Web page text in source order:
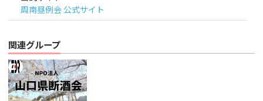
周南昼例会 公式サイト
関連グループ